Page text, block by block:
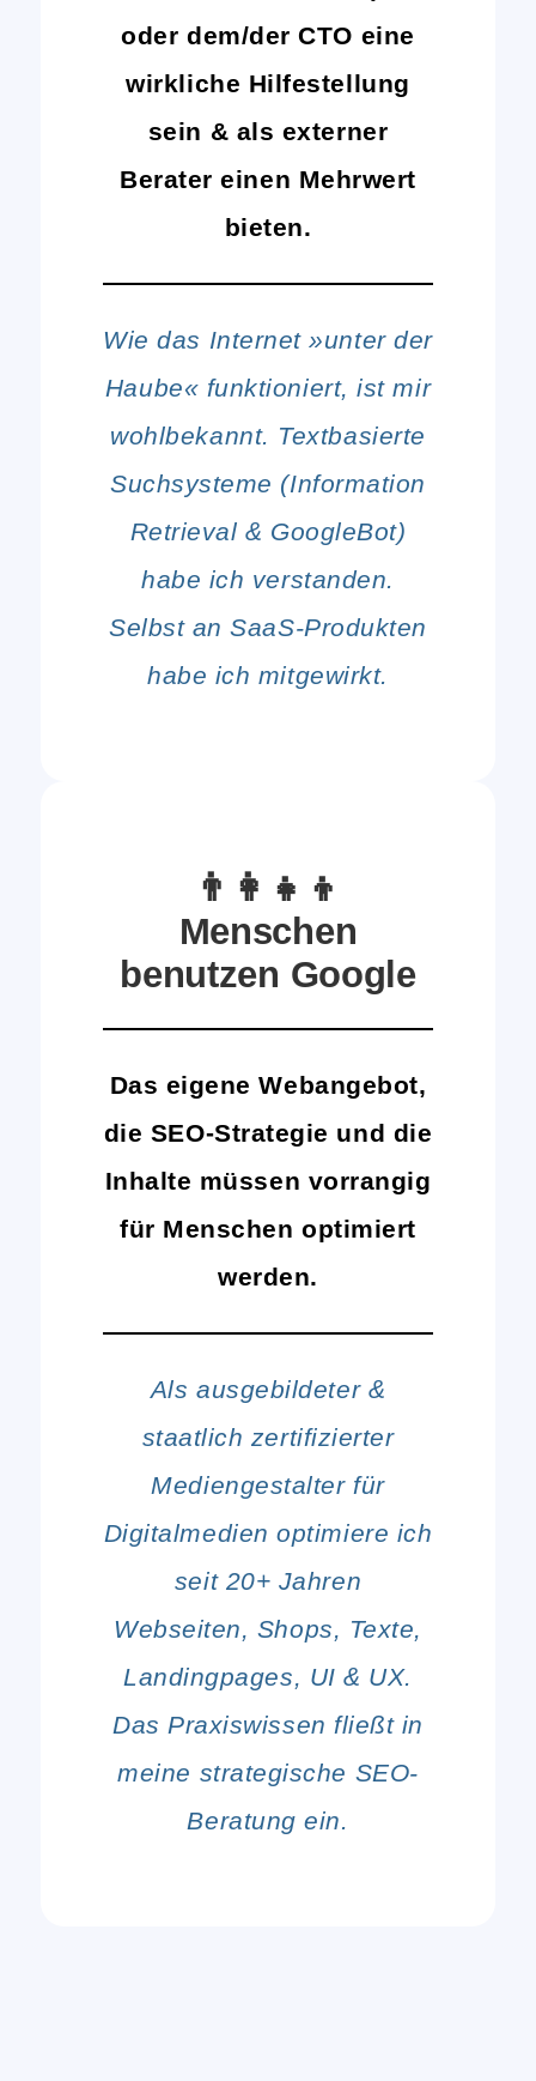
oder dem/der CTO eine
wirkliche Hilfestellung
sein & als externer
Berater einen Mehrwert
bieten.
Wie das Internet »unter der
Haube« funktioniert, ist mir
wohlbekannt. Textbasierte
Suchsysteme (Information
Retrieval & GoogleBot)
habe ich verstanden.
Selbst an SaaS-Produkten
habe ich mitgewirkt.
👨‍👩‍👧‍👦
Menschen
benutzen Google
Das eigene Webangebot,
die SEO-Strategie und die
Inhalte müssen vorrangig
für Menschen optimiert
werden.
Als ausgebildeter &
staatlich zertifizierter
Mediengestalter für
Digitalmedien optimiere ich
seit 20+ Jahren
Webseiten, Shops, Texte,
Landingpages, UI & UX.
Das Praxiswissen fließt in
meine strategische SEO-
Beratung ein.